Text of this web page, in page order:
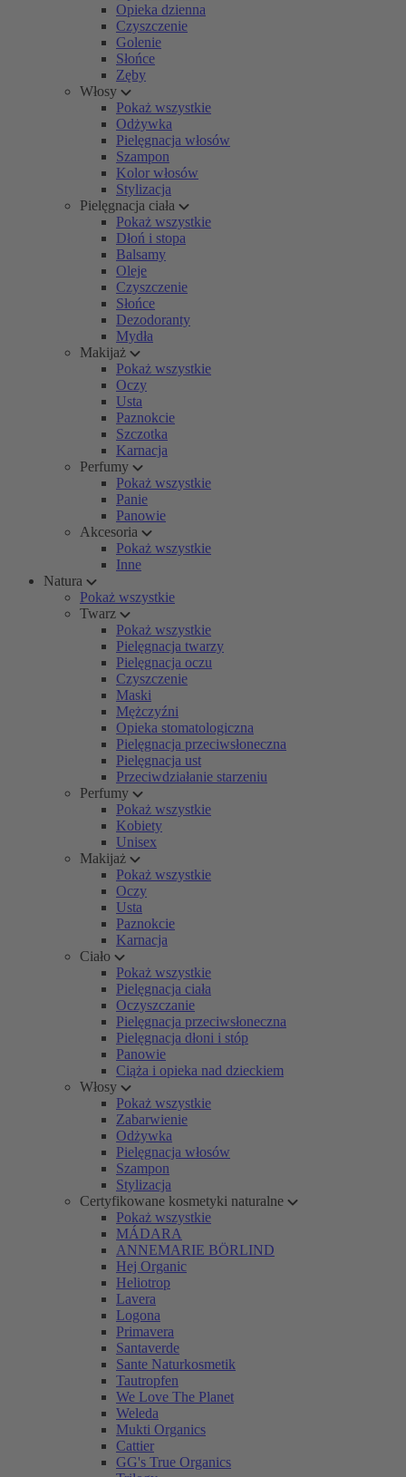
Opieka dzienna
Czyszczenie
Golenie
Słońce
Zęby
Włosy
Pokaż wszystkie
Odżywka
Pielęgnacja włosów
Szampon
Kolor włosów
Stylizacja
Pielęgnacja ciała
Pokaż wszystkie
Dłoń i stopa
Balsamy
Oleje
Czyszczenie
Słońce
Dezodoranty
Mydła
Makijaż
Pokaż wszystkie
Oczy
Usta
Paznokcie
Szczotka
Karnacja
Perfumy
Pokaż wszystkie
Panie
Panowie
Akcesoria
Pokaż wszystkie
Inne
Natura
Pokaż wszystkie
Twarz
Pokaż wszystkie
Pielęgnacja twarzy
Pielęgnacja oczu
Czyszczenie
Maski
Mężczyźni
Opieka stomatologiczna
Pielęgnacja przeciwsłoneczna
Pielęgnacja ust
Przeciwdziałanie starzeniu
Perfumy
Pokaż wszystkie
Kobiety
Unisex
Makijaż
Pokaż wszystkie
Oczy
Usta
Paznokcie
Karnacja
Ciało
Pokaż wszystkie
Pielęgnacja ciała
Oczyszczanie
Pielęgnacja przeciwsłoneczna
Pielęgnacja dłoni i stóp
Panowie
Ciąża i opieka nad dzieckiem
Włosy
Pokaż wszystkie
Zabarwienie
Odżywka
Pielęgnacja włosów
Szampon
Stylizacja
Certyfikowane kosmetyki naturalne
Pokaż wszystkie
MÁDARA
ANNEMARIE BÖRLIND
Hej Organic
Heliotrop
Lavera
Logona
Primavera
Santaverde
Sante Naturkosmetik
Tautropfen
We Love The Planet
Weleda
Mukti Organics
Cattier
GG's True Organics